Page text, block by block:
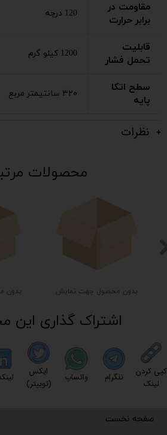
مقاومت در
برابر حرارت
120 درجه
قابلیت
تحمل فشار
1200 کیلو گرم
سطح اتکا
پایه
۳۲۰ سانتیمتر مربع
نظرات
بدون بدون محصول جهت نمایش
کپی کردن
لینک
تلگرام واتساپ
ایکس
(توییتر)
محصولات
اشتراک گذاری این
صفحه نخست